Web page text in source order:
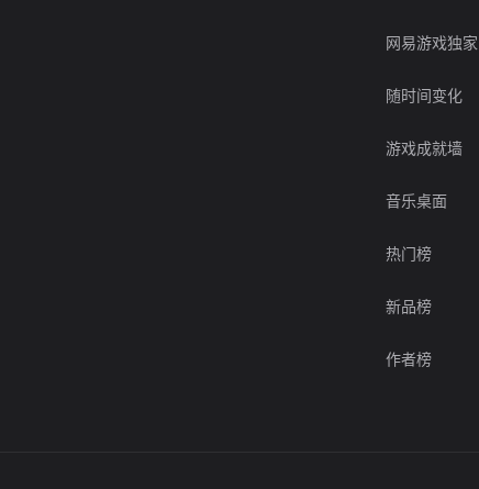
网易游戏独家
随时间变化
游戏成就墙
音乐桌面
热门榜
新品榜
作者榜